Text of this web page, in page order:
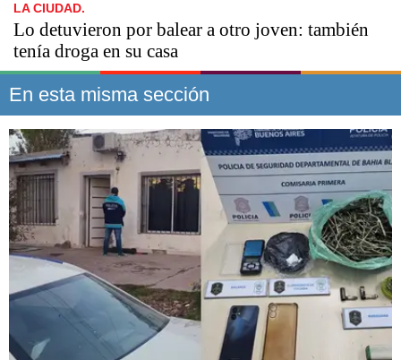
LA CIUDAD.
Lo detuvieron por balear a otro joven: también
tenía droga en su casa
En esta misma sección